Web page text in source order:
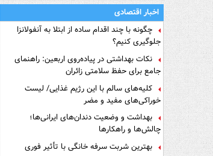
اخبار اقتصادی
چگونه با چند اقدام ساده از ابتلا به آنفولانزا
جلوگیری کنیم؟
نکات بهداشتی در پیاده‌روی اربعین: راهنمای
جامع برای حفظ سلامتی زائران
کلیه‌های سالم با این رژیم غذایی/ لیست
خوراکی‌های مفید و مضر
بهداشت و وضعیت دندان‌های ایرانی‌ها؛
چالش‌ها و راهکارها
بهترین شربت سرفه خانگی با تأثیر فوری